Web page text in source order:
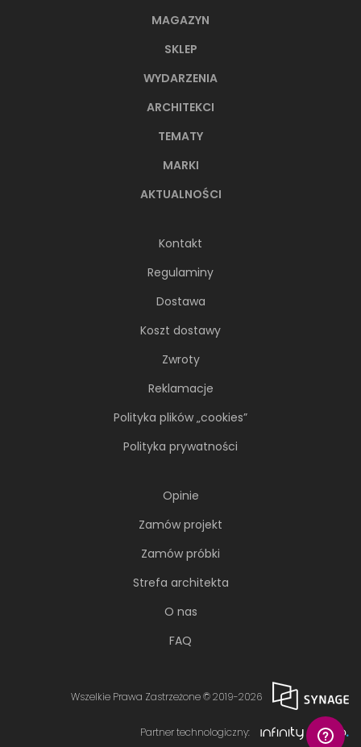
MAGAZYN
SKLEP
WYDARZENIA
ARCHITEKCI
TEMATY
MARKI
AKTUALNOŚCI
Kontakt
Regulaminy
Dostawa
Koszt dostawy
Zwroty
Reklamacje
Polityka plików „cookies”
Polityka prywatności
Opinie
Zamów projekt
Zamów próbki
Strefa architekta
O nas
FAQ
Wszelkie Prawa Zastrzeżone © 2019-2026
Partner technologiczny: